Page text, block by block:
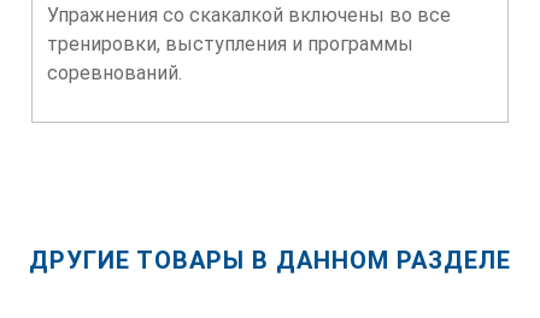
Упражнения со скакалкой включены во все
тренировки, выступления и программы
соревнований.
ДРУГИЕ ТОВАРЫ В ДАННОМ РАЗДЕЛЕ